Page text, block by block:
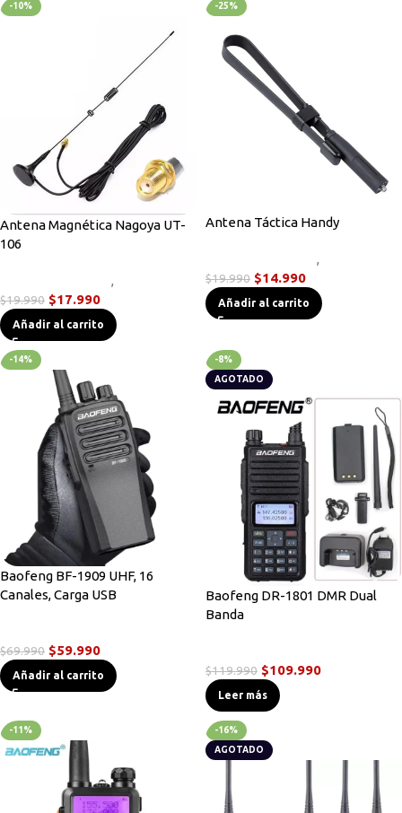
-10%
Antena Magnética Nagoya UT-
106
,
$19.990 $17.990
Añadir al carrito
-25%
Antena Táctica Handy
,
$19.990 $14.990
Añadir al carrito
-14%
Baofeng BF-1909 UHF, 16
Canales, Carga USB
$69.990 $59.990
Añadir al carrito
-8%
AGOTADO
Baofeng DR-1801 DMR Dual
Banda
$119.990 $109.990
Leer más
-11%
-16%
AGOTADO